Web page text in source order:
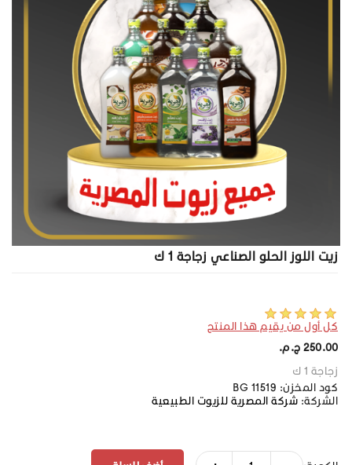
زيت اللوز الحلو الصناعي زجاجة 1 ك
كل أول من يقيم هذا المنتج
250.00 ج.م.‏
زجاجة 1 ك
كود المخزن: BG 11519
الشركة: شركة المصرية للزيوت الطبيعية